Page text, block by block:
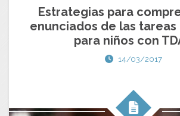
Estrategias para
enunciados de las
para niños con
14/03/2017